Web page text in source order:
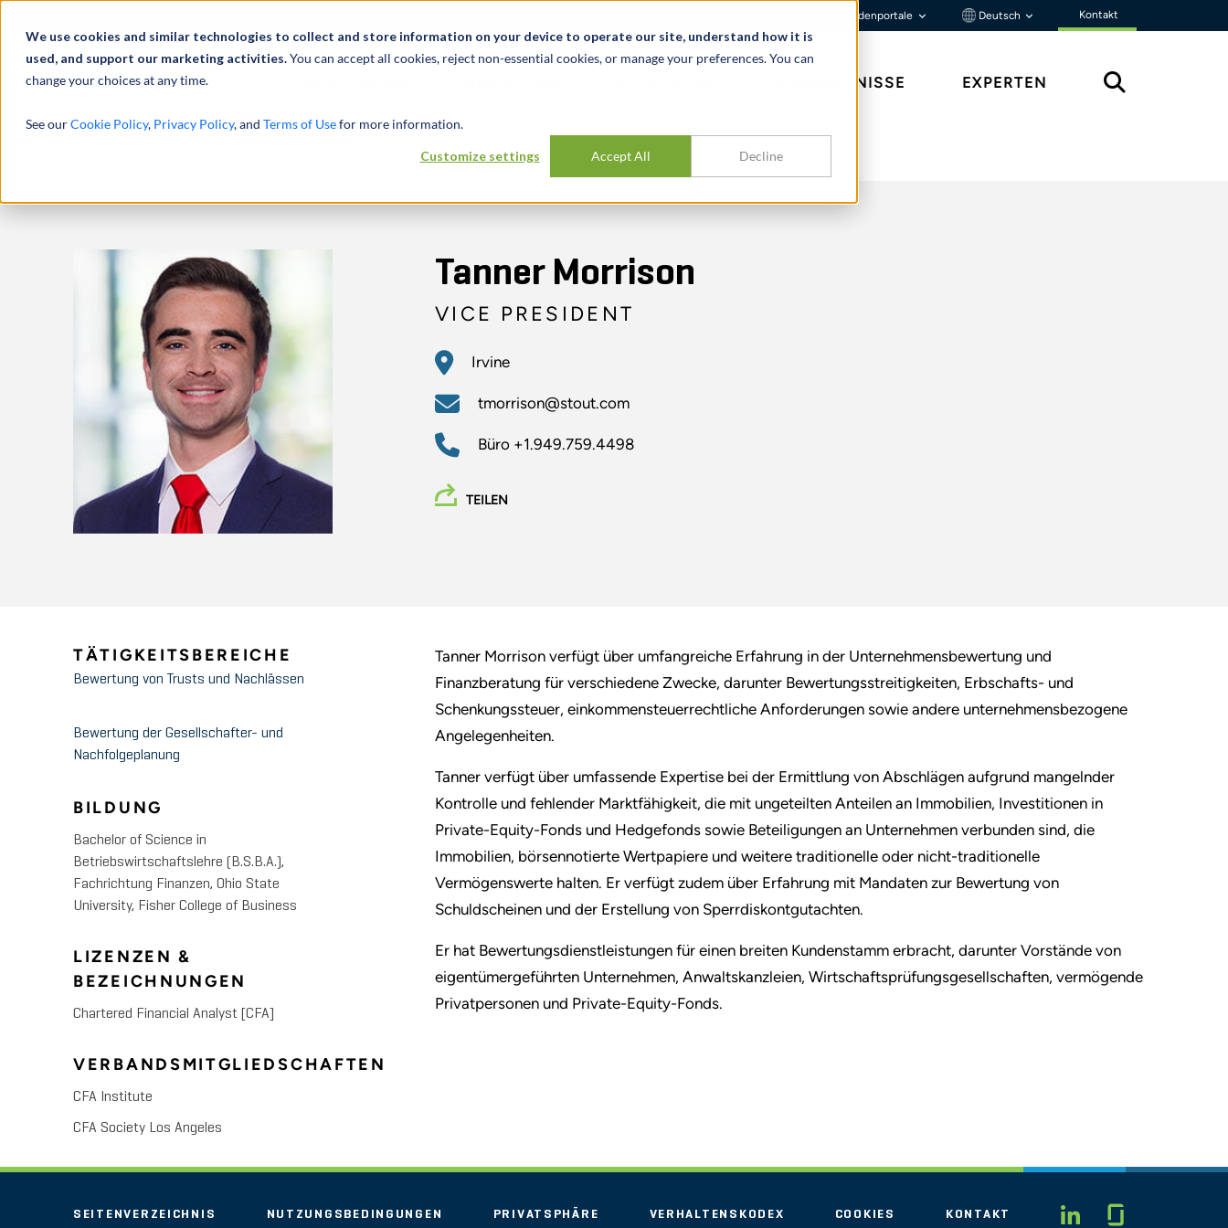
We use cookies and similar technologies to collect and store information on your device to operate our site, understand how it is
used, and support our marketing activities.You can accept all cookies, reject non-essential cookies, or manage your preferences. You can
change your choices at any time.
See ourCookie Policy, Privacy Policy, and Terms of Usefor more information.
Customize settings Accept All Decline
Kundenportale Deutsch Kontakt
ERKENNTNISSE EXPERTEN
Tanner Morrison
VICE PRESIDENT
Irvine
tmorrison@stout.com
Büro +1.949.759.4498
TEILEN
Tanner Morrison verfügt über umfangreiche Erfahrung in der Unternehmensbewertung und
Finanzberatung für verschiedene Zwecke, darunter Bewertungsstreitigkeiten, Erbschafts- und
Schenkungssteuer, einkommensteuerrechtliche Anforderungen sowie andere unternehmensbezogene
Angelegenheiten.
Tanner verfügt über umfassende Expertise bei der Ermittlung von Abschlägen aufgrund mangelnder
Kontrolle und fehlender Marktfähigkeit, die mit ungeteilten Anteilen an Immobilien, Investitionen in
Private-Equity-Fonds und Hedgefonds sowie Beteiligungen an Unternehmen verbunden sind, die
Immobilien, börsennotierte Wertpapiere und weitere traditionelle oder nicht-traditionelle
Vermögenswerte halten. Er verfügt zudem über Erfahrung mit Mandaten zur Bewertung von
Schuldscheinen und der Erstellung von Sperrdiskontgutachten.
Er hat Bewertungsdienstleistungen für einen breiten Kundenstamm erbracht, darunter Vorstände von
eigentümergeführten Unternehmen, Anwaltskanzleien, Wirtschaftsprüfungsgesellschaften, vermögende
Privatpersonen und Private-Equity-Fonds.
TÄTIGKEITSBEREICHE
Bewertung von Trusts und Nachlässen
Bewertung der Gesellschafter- und
Nachfolgeplanung
BILDUNG
Bachelor of Science in
Betriebswirtschaftslehre (B.S.B.A.),
Fachrichtung Finanzen, Ohio State
University, Fisher College of Business
LIZENZEN &
BEZEICHNUNGEN
Chartered Financial Analyst [CFA]
VERBANDSMITGLIEDSCHAFTEN
CFA Institute
CFA Society Los Angeles
LINKEDIN
SEITENVERZEICHNIS NUTZUNGSBEDINGUNGEN PRIVATSPHÄRE VERHALTENSKODEX COOKIES KONTAKT